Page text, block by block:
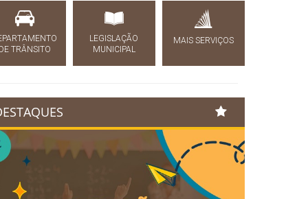
TRÂNSITO
LEGISLAÇÃO
MUNICIPAL
MAIS SERVIÇOS